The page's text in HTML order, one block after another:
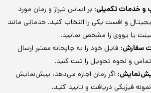
و خدمات تکمیلی: بر اساس تیراژ و زمان مورد
و افست یکی را انتخاب کنید. خدماتی مانند
یا یووی را مشخص نمایید.
سفارش: فایل خود را به چاپخانه معتبر ارسال
و نحوه تحویل را ثبت کنید.
پیش‌نمایش: اگر زمان اجازه می‌دهد، پیش‌نمایش
فیزیکی دریافت و تایید کنید.